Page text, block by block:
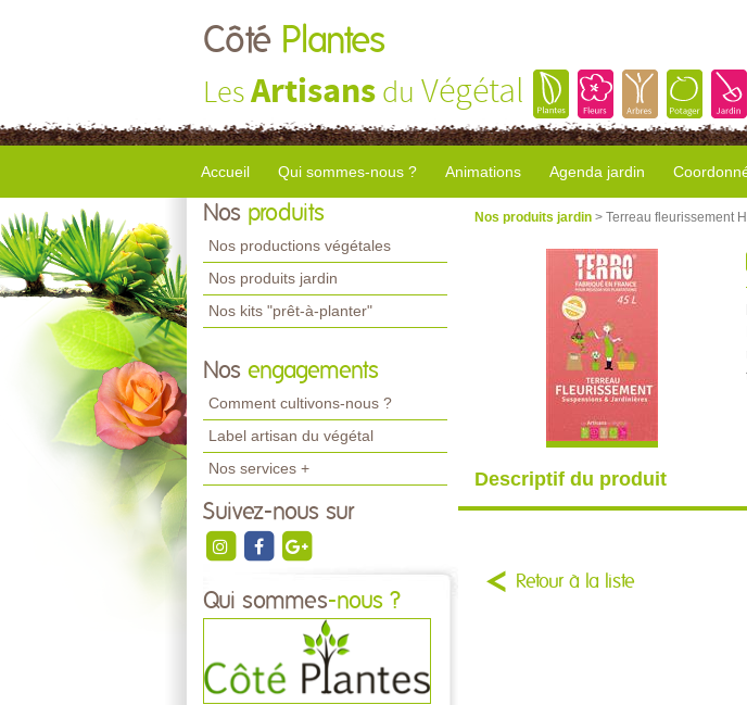
Côté Plantes
LesArtisans du Végétal
Accueil Qui sommes-nous ? Animations Agenda jardin
Nos produits
Nos productions végétales
Nos produits jardin
Nos kits "prêt-à-planter"
Nos engagements
Comment cultivons-nous ?
Label artisan du végétal
Nos services +
Suivez-nous sur
Qui sommes-nous ?
Nos produits jardin > Terreau fleurissement
Descriptif du produit
Retour à la liste